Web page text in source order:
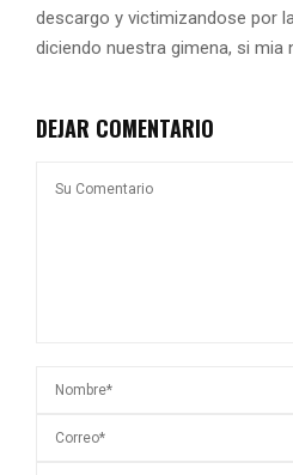
descargo y victimizandose por
diciendo nuestra gimena, si mia
DEJAR COMENTARIO